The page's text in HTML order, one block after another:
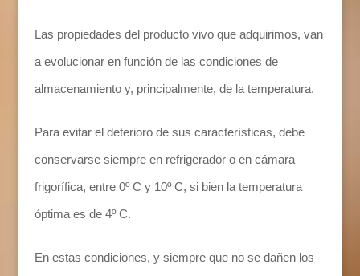
Las propiedades del producto vivo que adquirimos, van
a evolucionar en función de las condiciones de
almacenamiento y, principalmente, de la temperatura.
Para evitar el deterioro de sus características, debe
conservarse siempre en refrigerador o en cámara
frigorífica, entre 0º C y 10º C, si bien la temperatura
óptima es de 4º C.
En estas condiciones, y siempre que no se dañen los